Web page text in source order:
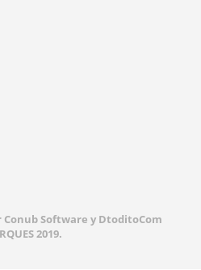
Software y DtoditoCom
2019.